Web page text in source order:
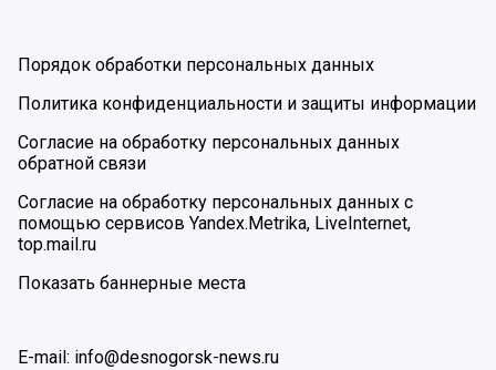
Порядок обработки персональных данных
Политика конфиденциальности и защиты информации
Согласие на обработку персональных данных
обратной связи
Согласие на обработку персональных данных с
помощью сервисов Yandex.Metrika, LiveInternet,
top.mail.ru
Показать баннерные места
E-mail: info@desnogorsk-news.ru